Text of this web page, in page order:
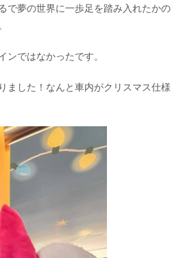
で夢の世界に一歩足を踏み入れたかの
ンではなかったです。
ました！なんと車内がクリスマス仕様